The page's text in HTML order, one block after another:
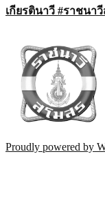
เกียรตินาวี #ราชนา
Proudly powered by